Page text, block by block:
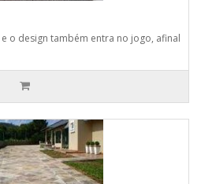
o design também entra no jogo, afinal